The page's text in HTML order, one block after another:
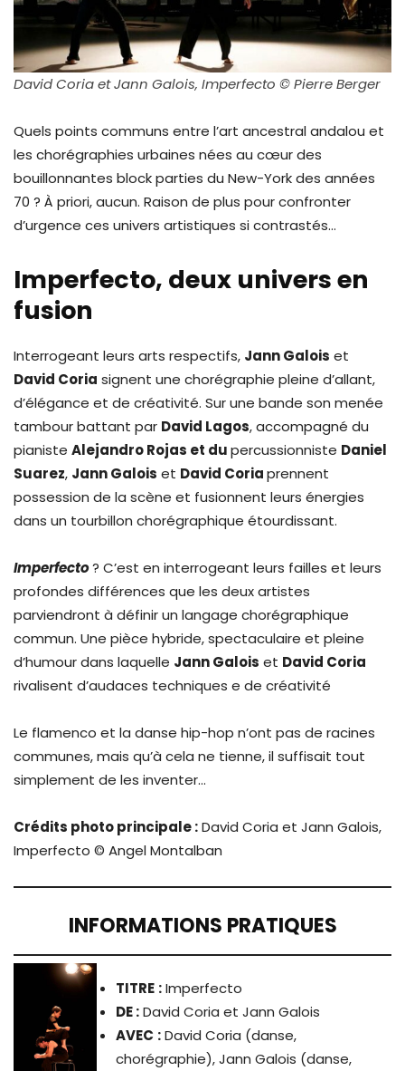
David Coria et Jann Galois, Imperfecto © Pierre Berger
Quels points communs entre l’art ancestral andalou et
les chorégraphies urbaines nées au cœur des
bouillonnantes block parties du New-York des années
70 ? À priori, aucun. Raison de plus pour confronter
d’urgence ces univers artistiques si contrastés…
Imperfecto, deux univers en
fusion
Interrogeant leurs arts respectifs, Jann Galois et
David Coria signent une chorégraphie pleine d’allant,
d’élégance et de créativité. Sur une bande son menée
tambour battant par David Lagos, accompagné du
pianiste Alejandro Rojas et dupercussionniste Daniel
Suarez, Jann Galois et David Coriaprennent
possession de la scène et fusionnent leurs énergies
dans un tourbillon chorégraphique étourdissant.
Imperfecto? C’est en interrogeant leurs failles et leurs
profondes différences que les deux artistes
parviendront à définir un langage chorégraphique
commun. Une pièce hybride, spectaculaire et pleine
d’humour dans laquelle Jann Galois et David Coria
rivalisent d’audaces techniques e de créativité
Le flamenco et la danse hip-hop n’ont pas de racines
communes, mais qu’à cela ne tienne, il suffisait tout
simplement de les inventer…
Crédits photo principale :David Coria et Jann Galois,
Imperfecto © Angel Montalban
INFORMATIONS PRATIQUES
TITRE :Imperfecto
DE :David Coria et Jann Galois
AVEC :David Coria (danse,
chorégraphie), Jann Galois (danse,